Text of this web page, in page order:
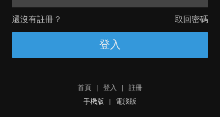
還沒有註冊？ 取回密碼
登入
首頁 | 登入 |
註冊
手機版
| 電腦版